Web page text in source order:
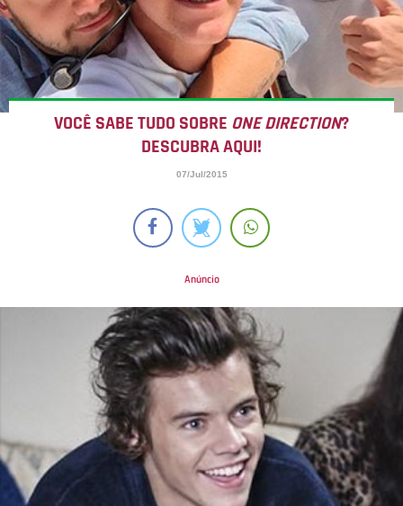
VOCÊ SABE TUDO SOBRE ONE DIRECTION?
DESCUBRA AQUI!
07/Jul/2015